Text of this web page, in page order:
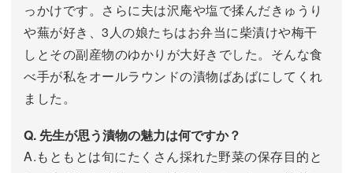
っかけです。さらに夫は沢庵や塩で揉んだきゅうり
や蕪が好き、3人の娘たちはお弁当に柴漬けや梅干
しとその副産物のゆかりが大好きでした。そんな食
べ手が私をオールラウンドの漬物ばあばにしてくれ
ました。
Q. 先生が思う漬物の魅力は何ですか？
A.もともとは旬にたくさん採れた野菜の保存目的と